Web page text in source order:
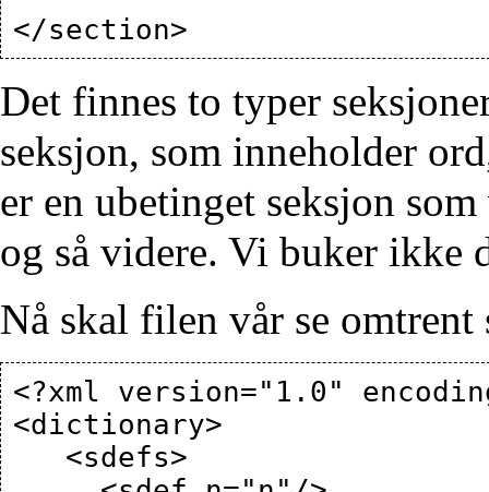
Det finnes to typer
seksjon, som inneholder
er en ubetinget seksjon
og så videre. Vi buker ikke
Nå skal filen vår se
<?xml version="1.0"
<dictionary>